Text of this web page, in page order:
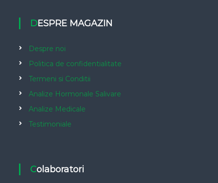
DESPRE MAGAZIN
Despre noi
Politica de confidentialitate
Termeni si Conditii
Analize Hormonale Salivare
Analize Medicale
Testimoniale
Colaboratori